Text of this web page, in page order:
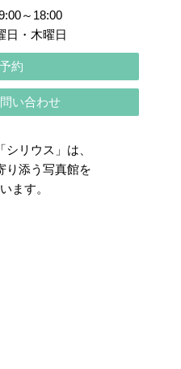
～18:00
日・木曜日
約
い合わせ
リウス」は、
り添う写真館を
ます。